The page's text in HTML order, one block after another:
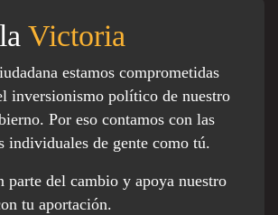
Victoria
estamos comprometidas
inversionismo político de nuestro
Por eso contamos con las
individuales de gente como tú.
parte del cambio y apoya nuestro
tu aportación.